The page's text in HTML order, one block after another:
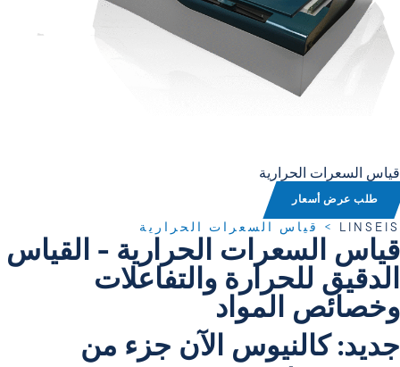
قياس السعرات الحرارية
طلب عرض أسعار
LINSEIS
> قياس السعرات الحرارية
قياس السعرات الحرارية - القياس
الدقيق للحرارة والتفاعلات
وخصائص المواد
جديد: كالنيوس الآن جزء من